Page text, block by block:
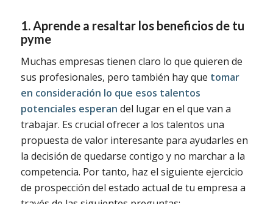
1. Aprende a resaltar los beneficios de tu
pyme
Muchas empresas tienen claro lo que quieren de
sus profesionales, pero también hay que tomar
en consideración lo que esos talentos
potenciales esperan del lugar en el que van a
trabajar. Es crucial ofrecer a los talentos una
propuesta de valor interesante para ayudarles en
la decisión de quedarse contigo y no marchar a la
competencia. Por tanto, haz el siguiente ejercicio
de prospección del estado actual de tu empresa a